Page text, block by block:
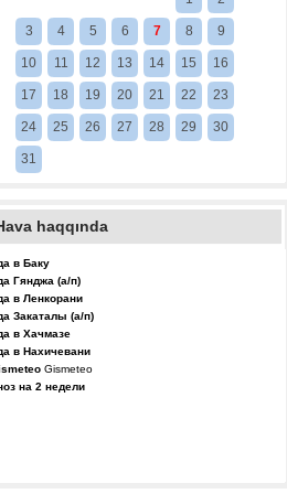
3 4 5 6 7 8 9
10 11 12 13 14 15 16
17 18 19 20 21 22 23
24 25 26 27 28 29 30
31
haqqında
в Баку
Гянджа (а/п)
в Ленкорани
Закаталы (а/п)
в Хачмазе
в Нахичевани
Gismeteo
на 2 недели